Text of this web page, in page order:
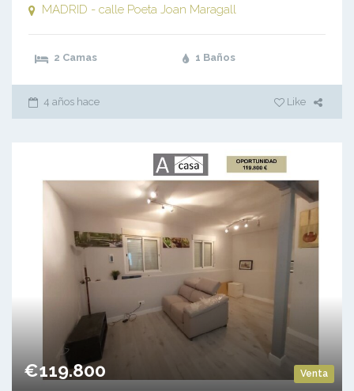
MADRID - calle Poeta Joan Maragall
2 Camas 1 Baños
4 años hace Like
Venta
€119.800